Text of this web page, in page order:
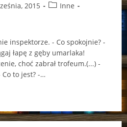
2015
PostInne
inspektorze. - Co spokojnie? -
łapę z gęby umarlaka!
choć zabrał trofeum.(...) -
Co to jest? -…